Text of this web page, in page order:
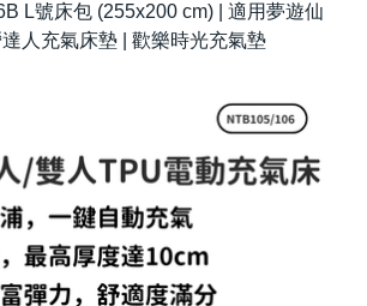
L號床包 (255x200 cm) | 適用夢遊仙
人充氣床墊 | 歡樂時光充氣墊